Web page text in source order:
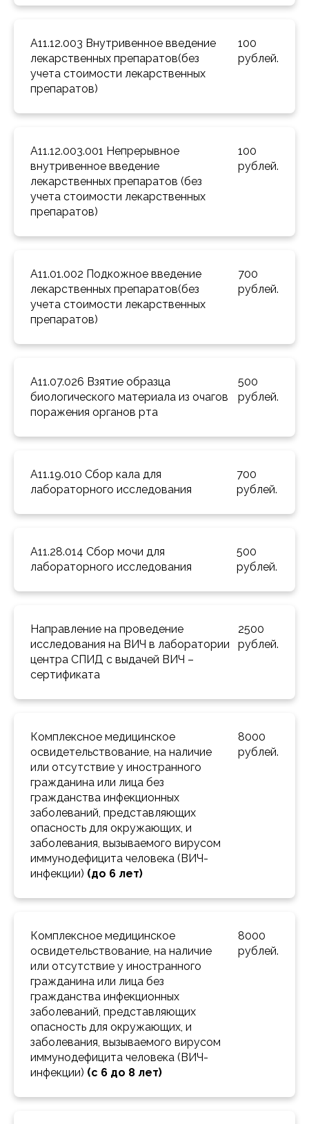
A11.12.003 Внутривенное введение
лекарственных препаратов(без
учета стоимости лекарственных
препаратов)
100
рублей.
A11.12.003.001 Непрерывное
внутривенное введение
лекарственных препаратов (без
учета стоимости лекарственных
препаратов)
100
рублей.
A11.01.002 Подкожное введение
лекарственных препаратов(без
учета стоимости лекарственных
препаратов)
700
рублей.
A11.07.026 Взятие образца
биологического материала из очагов
поражения органов рта
500
рублей.
A11.19.010 Сбор кала для
лабораторного исследования
700
рублей.
A11.28.014 Сбор мочи для
лабораторного исследования
500
рублей.
Направление на проведение
исследования на ВИЧ в лаборатории
центра СПИД с выдачей ВИЧ –
сертификата
2500
рублей.
Комплексное медицинское
освидетельствование, на наличие
или отсутствие у иностранного
гражданина или лица без
гражданства инфекционных
заболеваний, представляющих
опасность для окружающих, и
заболевания, вызываемого вирусом
иммунодефицита человека (ВИЧ-
инфекции) (до 6 лет)
8000
рублей.
Комплексное медицинское
освидетельствование, на наличие
или отсутствие у иностранного
гражданина или лица без
гражданства инфекционных
заболеваний, представляющих
опасность для окружающих, и
заболевания, вызываемого вирусом
иммунодефицита человека (ВИЧ-
инфекции) (с 6 до 8 лет)
8000
рублей.